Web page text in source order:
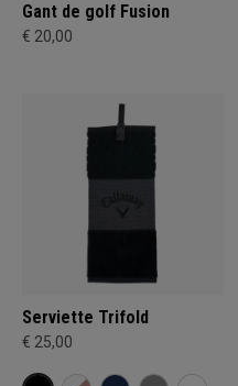
Gant de golf Fusion
€ 20,00
Serviette Trifold
€ 25,00